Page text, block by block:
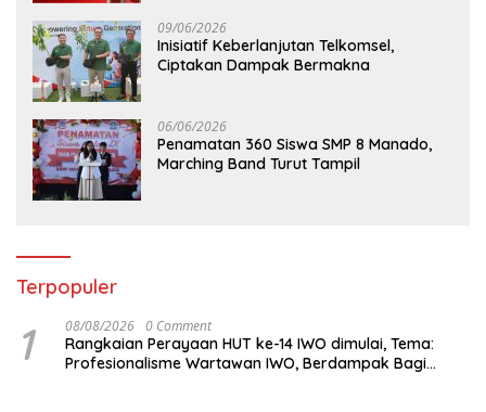
09/06/2026
Inisiatif Keberlanjutan Telkomsel,
Ciptakan Dampak Bermakna
06/06/2026
Penamatan 360 Siswa SMP 8 Manado,
Marching Band Turut Tampil
Terpopuler
1 08/08/2026 0 Comment
Rangkaian Perayaan HUT ke-14 IWO dimulai, Tema:
Profesionalisme Wartawan IWO, Berdampak Bagi